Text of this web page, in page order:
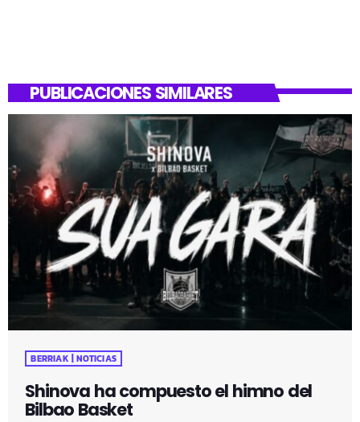
PUBLICACIONES SIMILARES
BERRIAK | NOTICIAS
Shinova ha compuesto el himno del
Bilbao Basket